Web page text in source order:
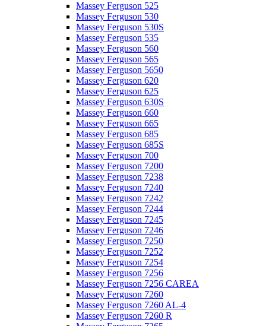
Massey Ferguson 525
Massey Ferguson 530
Massey Ferguson 530S
Massey Ferguson 535
Massey Ferguson 560
Massey Ferguson 565
Massey Ferguson 5650
Massey Ferguson 620
Massey Ferguson 625
Massey Ferguson 630S
Massey Ferguson 660
Massey Ferguson 665
Massey Ferguson 685
Massey Ferguson 685S
Massey Ferguson 700
Massey Ferguson 7200
Massey Ferguson 7238
Massey Ferguson 7240
Massey Ferguson 7242
Massey Ferguson 7244
Massey Ferguson 7245
Massey Ferguson 7246
Massey Ferguson 7250
Massey Ferguson 7252
Massey Ferguson 7254
Massey Ferguson 7256
Massey Ferguson 7256 CAREA
Massey Ferguson 7260
Massey Ferguson 7260 AL-4
Massey Ferguson 7260 R